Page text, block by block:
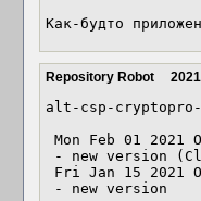
Как-будто
Repository Robot
alt-csp-
- new version